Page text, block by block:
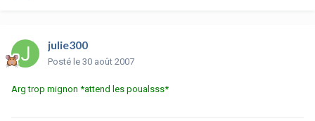
julie300
Posté le 30 août 2007
Arg trop mignon *attend les poualsss*